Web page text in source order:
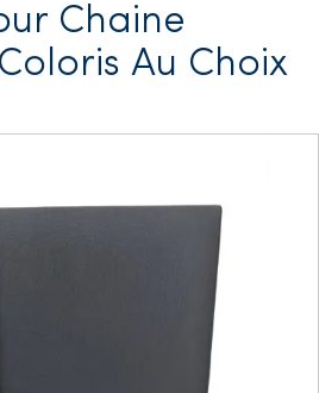
Chaine
Au Choix